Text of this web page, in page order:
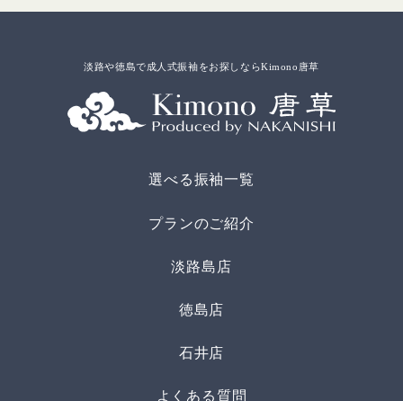
淡路や徳島で成人式振袖をお探しならKimono唐草
選べる振袖一覧
プランのご紹介
淡路島店
徳島店
石井店
よくある質問